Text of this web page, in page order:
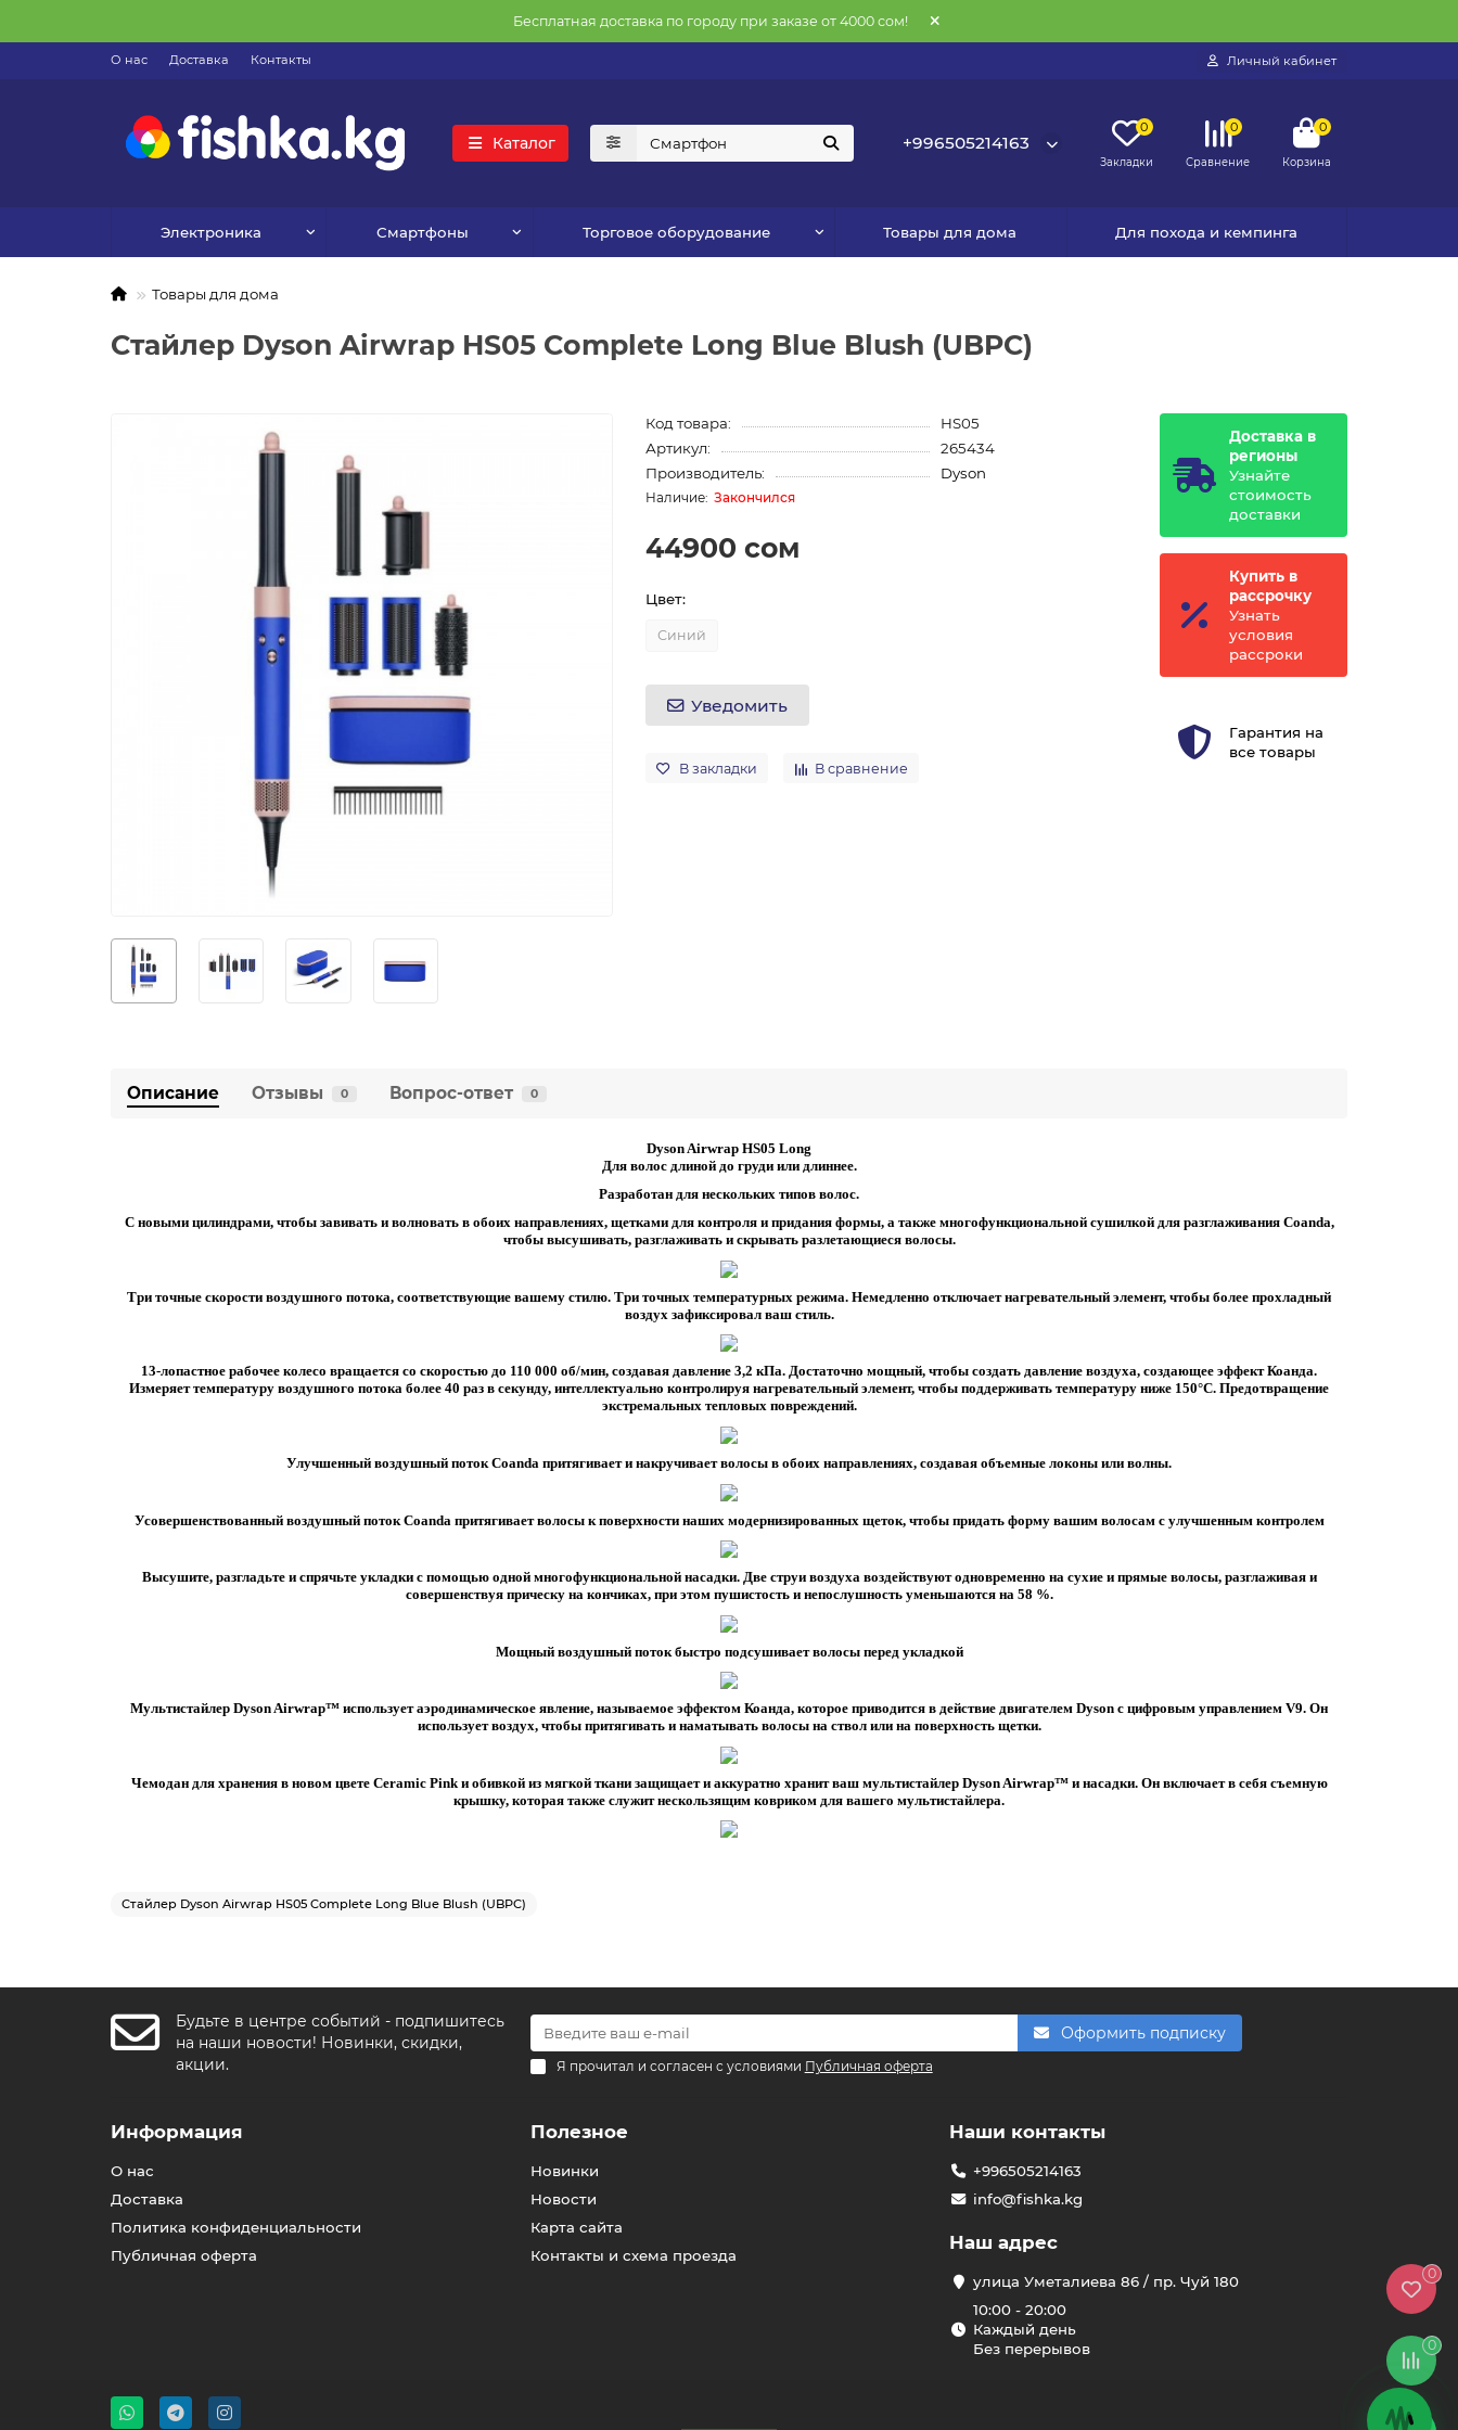
Бесплатная доставка по городу при заказе от 4000 сом!
О нас Доставка Контакты Личный кабинет
Каталог +996505214163
0
Закладки
0
Сравнение
0
Корзина
Электроника Смартфоны Торговое оборудование Товары для дома Для похода и кемпинга
Товары для дома
Стайлер Dyson Airwrap HS05 Complete Long Blue Blush (UBPC)
Код товара:
HS05
Артикул:
265434
Производитель:
Dyson
Закончился
44900 сом
Цвет:
Синий
Уведомить
В закладки В сравнение
Доставка в
регионы
Узнайте
стоимость
доставки
Купить в
рассрочку
Узнать
условия
рассроки
Гарантия на
все товары
Описание Отзывы 0 Вопрос-ответ 0
Dyson Airwrap HS05 Long
Для волос длиной до груди или длиннее.
Разработан для нескольких типов волос.
С новыми цилиндрами, чтобы завивать и волновать в обоих направлениях, щетками для контроля и придания формы, а также многофункциональной сушилкой для разглаживания Coanda,
чтобы высушивать, разглаживать и скрывать разлетающиеся волосы.
Три точные скорости воздушного потока, соответствующие вашему стилю. Три точных температурных режима. Немедленно отключает нагревательный элемент, чтобы более прохладный
воздух зафиксировал ваш стиль.
13-лопастное рабочее колесо вращается со скоростью до 110 000 об/мин, создавая давление 3,2 кПа. Достаточно мощный, чтобы создать давление воздуха, создающее эффект Коанда.
Измеряет температуру воздушного потока более 40 раз в секунду, интеллектуально контролируя нагревательный элемент, чтобы поддерживать температуру ниже 150°C. Предотвращение
экстремальных тепловых повреждений.
Улучшенный воздушный поток Coanda притягивает и накручивает волосы в обоих направлениях, создавая объемные локоны или волны.
Усовершенствованный воздушный поток Coanda притягивает волосы к поверхности наших модернизированных щеток, чтобы придать форму вашим волосам с улучшенным контролем
Высушите, разгладьте и спрячьте укладки с помощью одной многофункциональной насадки. Две струи воздуха воздействуют одновременно на сухие и прямые волосы, разглаживая и
совершенствуя прическу на кончиках, при этом пушистость и непослушность уменьшаются на 58 %.
Мощный воздушный поток быстро подсушивает волосы перед укладкой
Мультистайлер Dyson Airwrap™ использует аэродинамическое явление, называемое эффектом Коанда, которое приводится в действие двигателем Dyson с цифровым управлением V9. Он
использует воздух, чтобы притягивать и наматывать волосы на ствол или на поверхность щетки.
Чемодан для хранения в новом цвете Ceramic Pink и обивкой из мягкой ткани защищает и аккуратно хранит ваш мультистайлер Dyson Airwrap™ и насадки. Он включает в себя съемную
крышку, которая также служит нескользящим ковриком для вашего мультистайлера.
Стайлер Dyson Airwrap HS05 Complete Long Blue Blush (UBPC)
Будьте в центре событий - подпишитесь
на наши новости! Новинки, скидки,
акции.
Оформить подписку
Я прочитал и согласен с условиями Публичная оферта
Информация
О нас
Доставка
Политика конфиденциальности
Публичная оферта
Полезное
Новинки
Новости
Карта сайта
Контакты и схема проезда
Наши контакты
+996505214163
info@fishka.kg
Наш адрес
улица Уметалиева 86 / пр. Чуй 180
10:00 - 20:00
Каждый день
Без перерывов
0
0
F Обычно отвечаем за минуту